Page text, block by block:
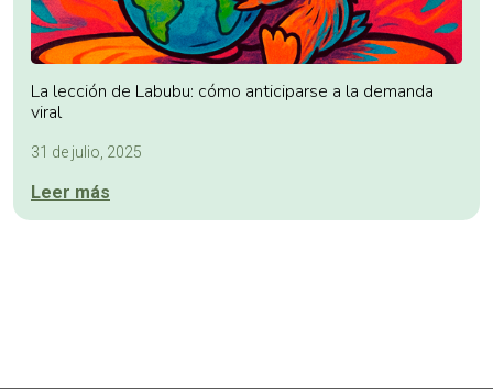
La lección de Labubu: cómo anticiparse a la demanda
viral
31 de julio, 2025
Leer más